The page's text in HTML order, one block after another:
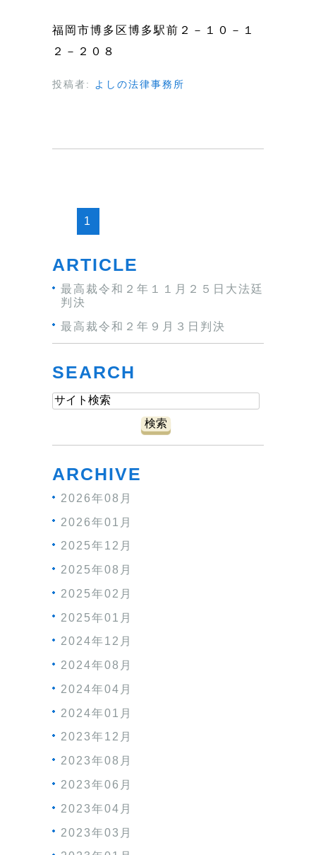
福岡市博多区博多駅前２－１０－１
２－２０８
投稿者: よしの法律事務所
1
ARTICLE
最高裁令和２年１１月２５日大法廷
判決
最高裁令和２年９月３日判決
SEARCH
ARCHIVE
2026年08月
2026年01月
2025年12月
2025年08月
2025年02月
2025年01月
2024年12月
2024年08月
2024年04月
2024年01月
2023年12月
2023年08月
2023年06月
2023年04月
2023年03月